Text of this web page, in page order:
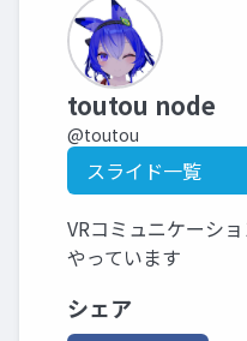
toutou node
@toutou
スライド一覧
VRコミュニケーシ
やっています
シェア